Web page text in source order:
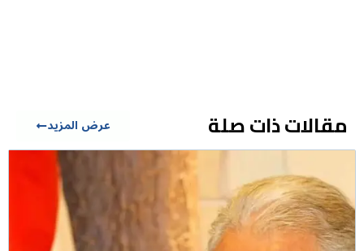
مقالات ذات صلة عرض المزيد